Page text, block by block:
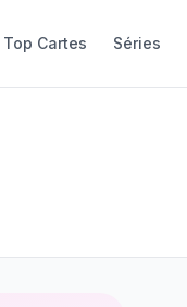
Top Cartes Séries
Top Cartes Séries